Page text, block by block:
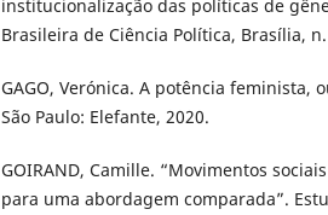
institucionalização das políticas de
Brasileira de Ciência Política, Brasília,
GAGO, Verónica. A potência feminista,
São Paulo: Elefante, 2020.
GOIRAND, Camille. “Movimentos
para uma abordagem comparada”.